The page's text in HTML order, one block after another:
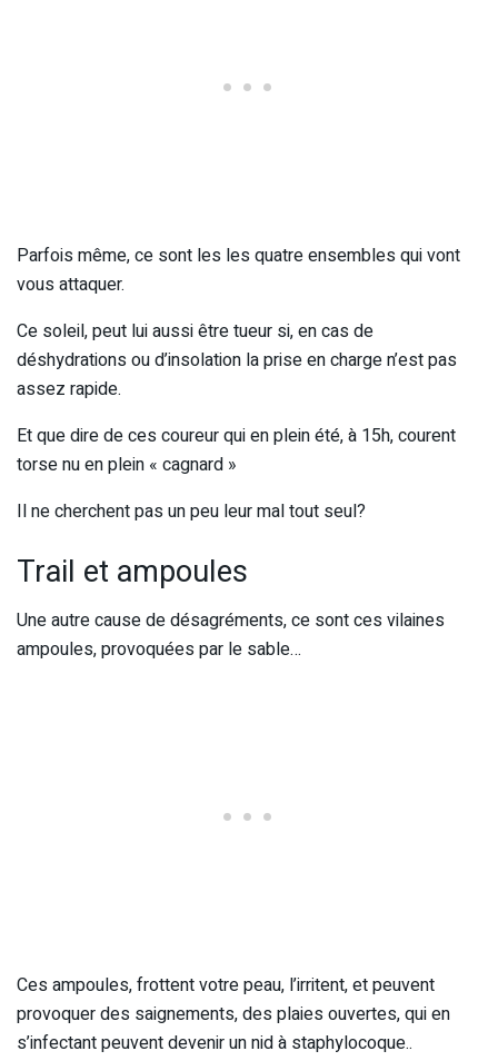
Parfois même, ce sont les les quatre ensembles qui vont
vous attaquer.
Ce soleil, peut lui aussi être tueur si, en cas de
déshydrations ou d’insolation la prise en charge n’est pas
assez rapide.
Et que dire de ces coureur qui en plein été, à 15h, courent
torse nu en plein « cagnard »
Il ne cherchent pas un peu leur mal tout seul?
Trail et ampoules
Une autre cause de désagréments, ce sont ces vilaines
ampoules, provoquées par le sable…
Ces ampoules, frottent votre peau, l’irritent, et peuvent
provoquer des saignements, des plaies ouvertes, qui en
s’infectant peuvent devenir un nid à staphylocoque..